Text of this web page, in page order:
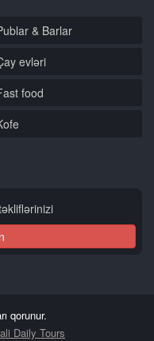
& Barlar
evləri
food
qorunur.
Daily Tours